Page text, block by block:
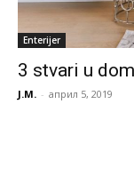
Enterijer
3 stvari u
J.M. - април 5, 2019